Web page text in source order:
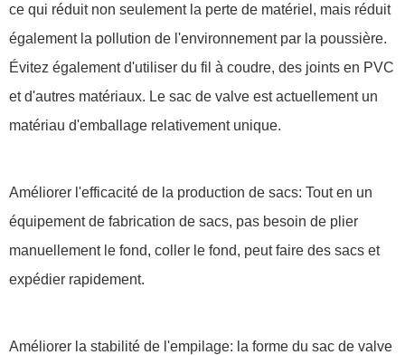
ce qui réduit non seulement la perte de matériel, mais réduit
également la pollution de l'environnement par la poussière.
Évitez également d'utiliser du fil à coudre, des joints en PVC
et d'autres matériaux. Le sac de valve est actuellement un
matériau d'emballage relativement unique.
Améliorer l'efficacité de la production de sacs: Tout en un
équipement de fabrication de sacs, pas besoin de plier
manuellement le fond, coller le fond, peut faire des sacs et
expédier rapidement.
Améliorer la stabilité de l'empilage: la forme du sac de valve